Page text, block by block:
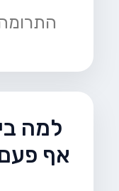
למה
אף